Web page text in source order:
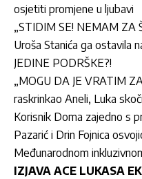
osjetiti promjene u ljubavi
„STIDIM SE! NEMAM ZA
Uroša Stanića ga ostavila
JEDINE PODRŠKE?!
„MOGU DA JE VRATIM
raskrinkao Aneli, Luka
Korisnik Doma zajedno s
Pazarić i Drin Fojnica
Međunarodnom
IZJAVA ACE LUKASA